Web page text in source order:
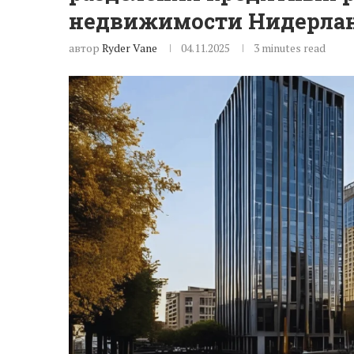
недвижимости
автор Ryder Vane 04.11.2025 3 minutes read